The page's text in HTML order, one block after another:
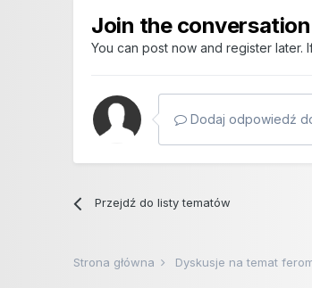
Join the conversation
You can post now and register
Dodaj odpowiedź
Przejdź do listy tematów
Strona główna Dyskusje na temat